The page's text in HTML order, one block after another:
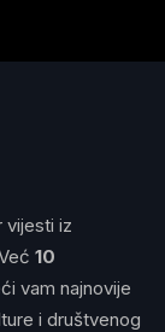
vijesti iz
10
vam najnovije
i društvenog